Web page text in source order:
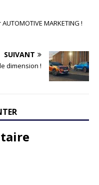
MARKETING !
SUIVANT
dimension !